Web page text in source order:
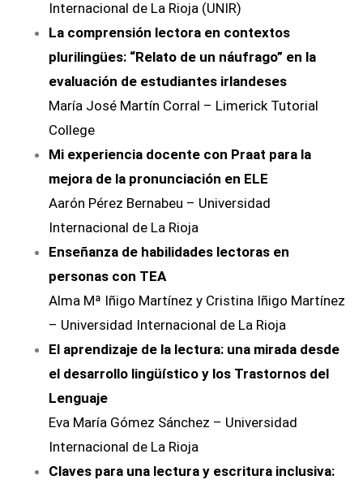
Internacional de La Rioja (UNIR)
La comprensión lectora en contextos
plurilingües: “Relato de un náufrago” en la
evaluación de estudiantes irlandeses
María José Martín Corral – Limerick Tutorial
College
Mi experiencia docente con Praat para la
mejora de la pronunciación en ELE
Aarón Pérez Bernabeu – Universidad
Internacional de La Rioja
Enseñanza de habilidades lectoras en
personas con TEA
Alma Mª Iñigo Martínez y Cristina Iñigo Martínez
– Universidad Internacional de La Rioja
El aprendizaje de la lectura: una mirada desde
el desarrollo lingüístico y los Trastornos del
Lenguaje
Eva María Gómez Sánchez – Universidad
Internacional de La Rioja
Claves para una lectura y escritura inclusiva: